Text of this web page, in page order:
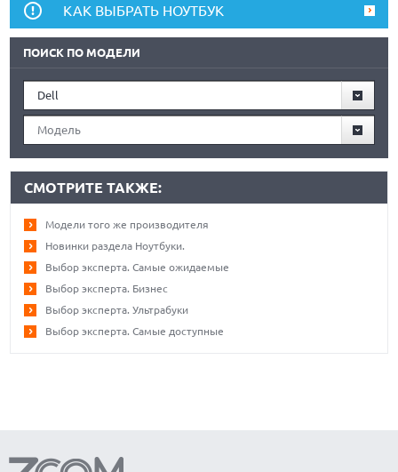
КАК ВЫБРАТЬ НОУТБУК
ПОИСК ПО МОДЕЛИ
Dell
Модель
СМОТРИТЕ ТАКЖЕ:
Модели того же производителя
Новинки раздела Ноутбуки.
Выбор эксперта. Самые ожидаемые
Выбор эксперта. Бизнес
Выбор эксперта. Ультрабуки
Выбор эксперта. Самые доступные